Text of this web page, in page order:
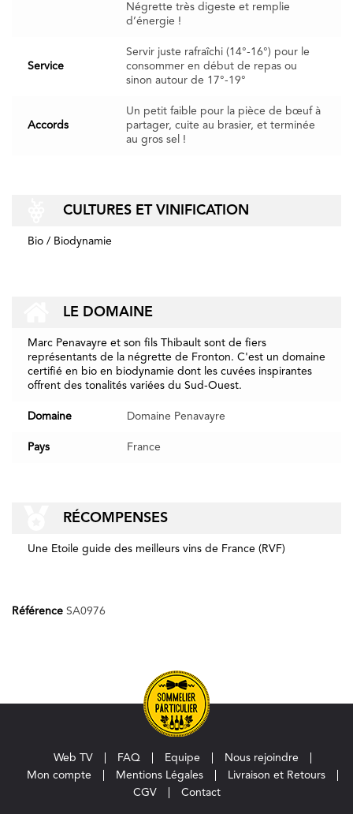
Négrette très digeste et remplie
d’énergie !
Service
Servir juste rafraîchi (14°-16°) pour le
consommer en début de repas ou
sinon autour de 17°-19°
Accords
Un petit faible pour la pièce de bœuf à
partager, cuite au brasier, et terminée
au gros sel !
CULTURES ET VINIFICATION
Bio / Biodynamie
LE DOMAINE
Marc Penavayre et son fils Thibault sont de fiers
représentants de la négrette de Fronton. C'est un domaine
certifié en bio en biodynamie dont les cuvées inspirantes
offrent des tonalités variées du Sud-Ouest.
Domaine Domaine Penavayre
Pays France
RÉCOMPENSES
Une Etoile guide des meilleurs vins de France (RVF)
Référence SA0976
Web TV FAQ Equipe
Nous rejoindre
Mon compte
Mentions Légales
Livraison et Retours
CGV
Contact